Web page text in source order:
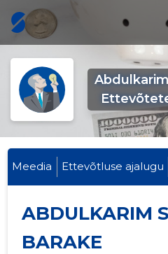
Meedia Ettevõtluse ajalugu
ABDULKARIM
BARAKE